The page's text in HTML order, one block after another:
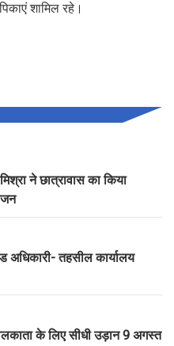
शामिल रहे।
ने छात्रावास का किया
तहसील कार्यालय
के लिए सीधी उड़ान 9 अगस्त